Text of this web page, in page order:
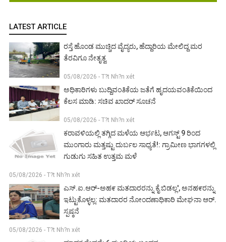
LATEST ARTICLE
ರಸ್ತೆ ಹೊಂಡ ಮುಚ್ಚಿದ ವೈದ್ಯರು, ಹೆದ್ದಾರಿಯ ಮೇಲಿದ್ದ ಮರ
ತೆರವಿಗೂ ನೇತೃತ್ವ
05/08/2026 - T?t Nh?n xét
ಅಧಿಕಾರಿಗಳು ಬುದ್ದಿವಂತಿಕೆಯ ಜತೆಗೆ ಹೃದಯವಂತಿಕೆಯಿಂದ
ಕೆಲಸ ಮಾಡಿ: ಸಚಿವ ಖಾದರ್ ಸೂಚನೆ
05/08/2026 - T?t Nh?n xét
ಕರಾವಳಿಯಲ್ಲಿ ತಗ್ಗಿದ ಮಳೆಯ ಆರ್ಭಟ, ಆಗಸ್ಟ್ 9 ರಿಂದ
ಮುಂಗಾರು ಮತ್ತಷ್ಟು ದುರ್ಬಲ ಸಾಧ್ಯತೆ!: ಗ್ರಾಮೀಣ ಭಾಗಗಳಲ್ಲಿ
ಗುಡುಗು ಸಹಿತ ಉತ್ತಮ ಮಳೆ
05/08/2026 - T?t Nh?n xét
ಎಸ್.ಐ.ಆರ್-ಅಹ೯ ಮತದಾರರನ್ನು ಕೈ ಬಿಡಲ್ಲ', ಅನಹ೯ರನ್ನು
ಇಟ್ಟುಕೊಳ್ಳಲ್ಲ: ಮತದಾರರ ನೋಂದಣಾಧಿಕಾರಿ ಮೇಘನಾ ಆರ್.
ಸ್ಪಷ್ಠನೆ
05/08/2026 - T?t Nh?n xét